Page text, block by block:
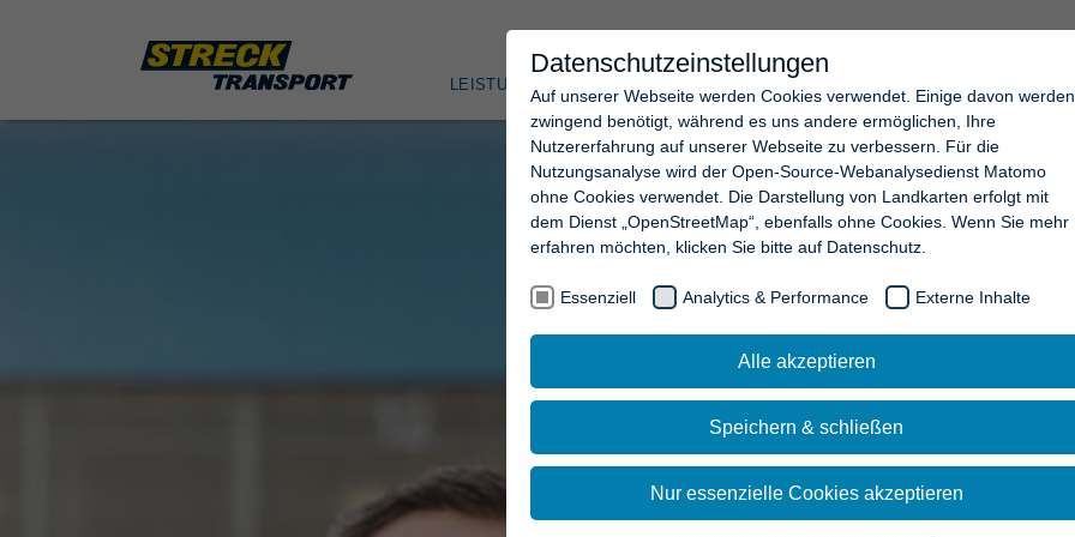
LEISTUNGEN
Datenschutzeinstellungen
Auf unserer Webseite werden Cookies verwendet. Einige davon werden
zwingend benötigt, während es uns andere ermöglichen, Ihre
Nutzererfahrung auf unserer Webseite zu verbessern. Für die
Nutzungsanalyse wird der Open-Source-Webanalysedienst Matomo
ohne Cookies verwendet. Die Darstellung von Landkarten erfolgt mit
dem Dienst „OpenStreetMap“, ebenfalls ohne Cookies. Wenn Sie mehr
erfahren möchten, klicken Sie bitte auf Datenschutz.
Essenziell Analytics & Performance Externe Inhalte
Alle akzeptieren
Speichern & schließen
Nur essenzielle Cookies akzeptieren